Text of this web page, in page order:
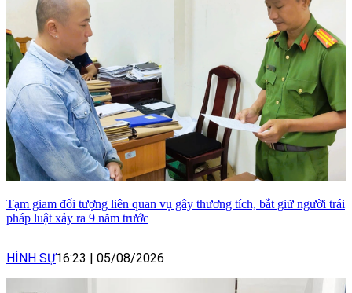
Tạm giam đối tượng liên quan vụ gây thương tích, bắt giữ người trái
pháp luật xảy ra 9 năm trước
HÌNH SỰ16:23 05/08/2026